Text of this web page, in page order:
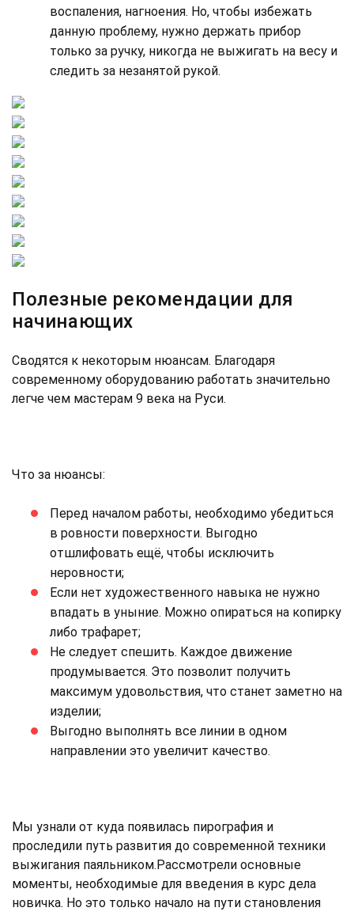
воспаления, нагноения. Но, чтобы избежать
данную проблему, нужно держать прибор
только за ручку, никогда не выжигать на весу и
следить за незанятой рукой.
Полезные рекомендации для
начинающих
Сводятся к некоторым нюансам. Благодаря
современному оборудованию работать значительно
легче чем мастерам 9 века на Руси.
Что за нюансы:
Перед началом работы, необходимо убедиться
в ровности поверхности. Выгодно
отшлифовать ещё, чтобы исключить
неровности;
Если нет художественного навыка не нужно
впадать в уныние. Можно опираться на копирку
либо трафарет;
Не следует спешить. Каждое движение
продумывается. Это позволит получить
максимум удовольствия, что станет заметно на
изделии;
Выгодно выполнять все линии в одном
направлении это увеличит качество.
Мы узнали от куда появилась пирография и
проследили путь развития до современной техники
выжигания паяльником.Рассмотрели основные
моменты, необходимые для введения в курс дела
новичка. Но это только начало на пути становления